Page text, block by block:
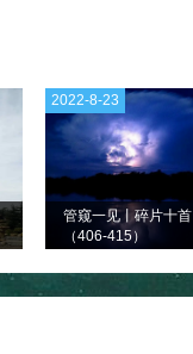
管窥一见丨碎片十首
（406-415）
2022-8-23